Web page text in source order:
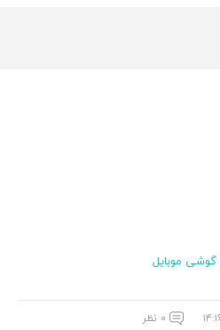
گوشی موبایل
۰ نظر